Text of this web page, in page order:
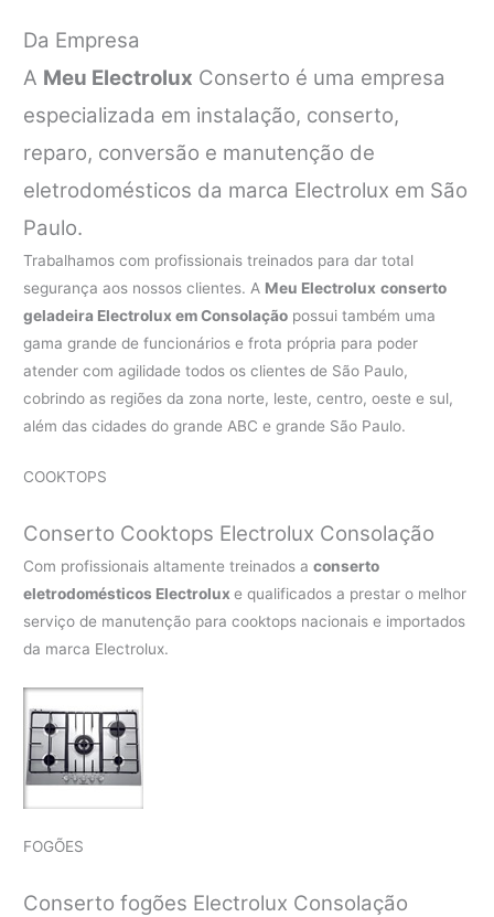
Da Empresa
A Meu Electrolux Conserto é uma empresa
especializada em instalação, conserto,
reparo, conversão e manutenção de
eletrodomésticos da marca Electrolux em São
Paulo.
Trabalhamos com profissionais treinados para dar total
segurança aos nossos clientes. A Meu Electrolux conserto
geladeira Electrolux em Consolação possui também uma
gama grande de funcionários e frota própria para poder
atender com agilidade todos os clientes de São Paulo,
cobrindo as regiões da zona norte, leste, centro, oeste e sul,
além das cidades do grande ABC e grande São Paulo.
COOKTOPS
Conserto Cooktops Electrolux Consolação
Com profissionais altamente treinados aconserto
eletrodomésticos Electroluxe qualificados a prestar o melhor
serviço de manutenção para cooktops nacionais e importados
da marca Electrolux.
FOGÕES
Conserto fogões Electrolux Consolação